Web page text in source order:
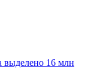
выделено 16 млн